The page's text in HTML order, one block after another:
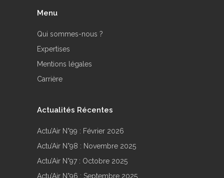
Menu
Qui sommes-nous ?
Expertises
Mentions légales
Carrière
Actualités Récentes
Actu’Air N°99 : Février 2026
Actu’Air N°98 : Novembre 2025
Actu’Air N°97 : Octobre 2025
Actu’Air N°96 : Septembre 2025